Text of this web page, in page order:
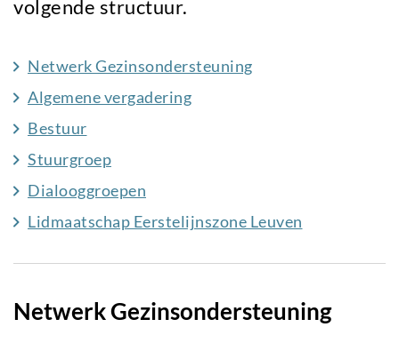
volgende structuur.
Netwerk Gezinsondersteuning
Algemene vergadering
Bestuur
Stuurgroep
Dialooggroepen
Lidmaatschap Eerstelijnszone Leuven
Netwerk Gezinsondersteuning